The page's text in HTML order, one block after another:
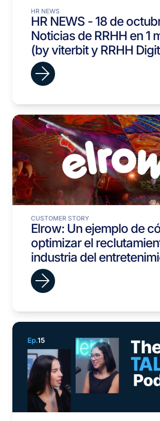
HR NEWS
HR NEWS - 18 de
Noticias de RRHH en 1
(by viterbit y RRHH
CUSTOMER STORY
Elrow: Un ejemplo de
optimizar el
industria del